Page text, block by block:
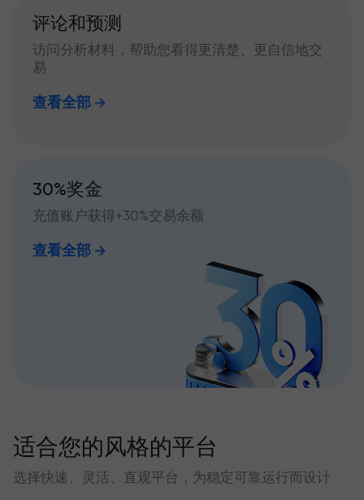
评论和预测
访问分析材料，帮助您看得更清楚、更自信地交
易
查看全部
30%奖金
充值账户获得+30%交易余额
查看全部
适合您的风格的平台
选择快速、灵活、直观平台，为稳定可靠运行而设计